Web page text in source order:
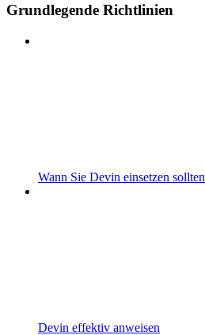
Grundlegende Richtlinien
Wann Sie Devin einsetzen sollten
Devin effektiv anweisen